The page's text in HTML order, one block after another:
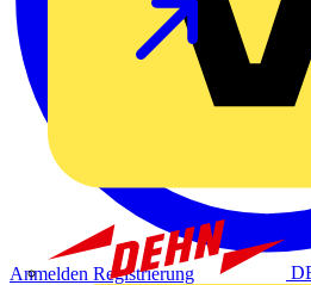
Anmelden Registrierung